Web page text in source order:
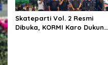
Skateparti Vol. 2 Resmi
Dibuka, KORMI Karo Dukung